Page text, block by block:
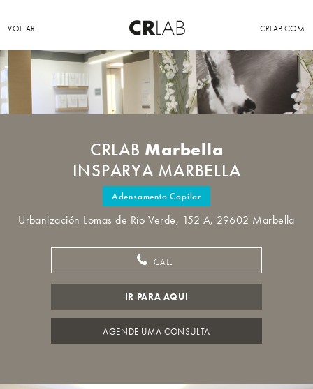
VOLTAR CRLAB.COM
CRLAB Marbella
INSPARYA MARBELLA
Adensamento Capilar
Urbanización Lomas de Río Verde, 152 A, 29602 Marbella
CALL
IR PARA AQUI
AGENDE UMA CONSULTA